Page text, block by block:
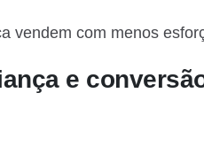
vendem com menos
e